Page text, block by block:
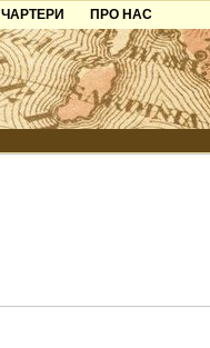
ЧАРТЕРИ
ПРО НАС
Контакти
Партнерам
Додати готель